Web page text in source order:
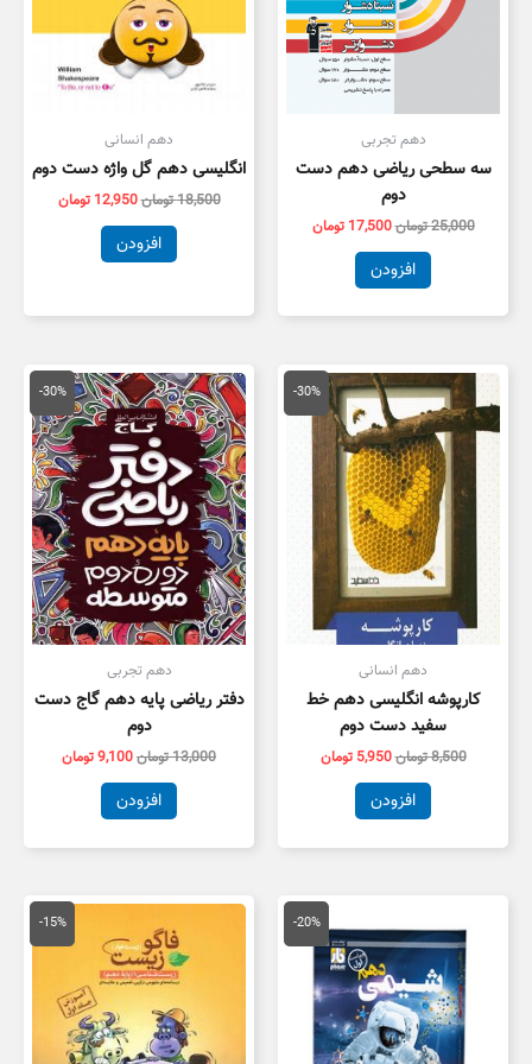
دهم تجربی
سه سطحی ریاضی دهم دست
دوم
25,000تومان17,500 تومان
افزودن
دهم انسانی
انگلیسی دهم گل واژه دست دوم
18,500تومان12,950 تومان
افزودن
-30%
دهم انسانی
کارپوشه انگلیسی دهم خط
سفید دست دوم
8,500تومان
قیمت
اصلی
8,500 تومان
بود.
5,950 تومان
قیمت
فعلی
5,950 تومان
است.
افزودن
-30%
دهم تجربی
دفتر ریاضی پایه دهم گاج دست
دوم
13,000تومان
قیمت
اصلی
13,000 تومان
بود.
9,100تومان
قیمت
فعلی
است.
افزودن
-20%
88,000 تومان
بود.
قیمت
فعلی
-15%
قیمت
59,000 تومان
بود.
قیمت
فعلی